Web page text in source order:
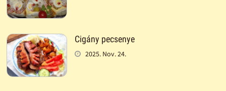
Cigány pecsenye
2025. Nov. 24.